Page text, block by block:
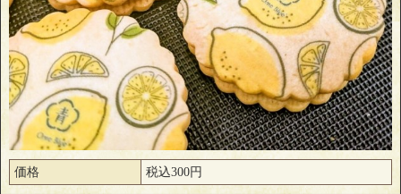
価格 税込300円